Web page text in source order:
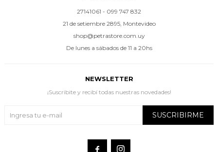
27141061 - 099 747 832
21 de setiembre 2895, Montevideo
shop@petrastore.com.uy
De lunes a sábados de 11 a 20hs
NEWSLETTER
¡Suscribite y recibí todas nuestras novedades!
SUSCRIBIRME
 